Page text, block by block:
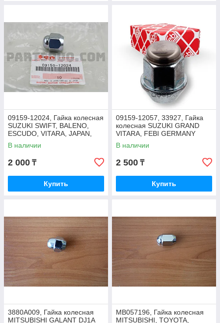
09159-12024, Гайка колесная
SUZUKI SWIFT, BALENO,
ESCUDO, VITARA, JAPAN,
ключ 19мм, M12*1.25
В наличии
2 000 ₸
Купить
09159-12057, 33927, Гайка
колесная SUZUKI GRAND
VITARA, FEBI GERMANY
В наличии
2 500 ₸
Купить
3880A009, Гайка колесная
MITSUBISHI GALANT DJ1A
MB057196, Гайка колесная
MITSUBISHI, TOYOTA,